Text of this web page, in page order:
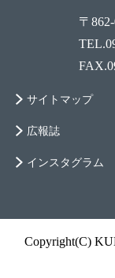
〒
サイトマップ
広報誌
インスタグラム
Copyright(C)